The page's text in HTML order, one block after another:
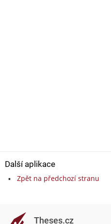
Další aplikace
Zpět na předchozí stranu
Theses.cz